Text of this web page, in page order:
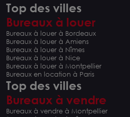
Top des villes
Bureaux à louer
Bureaux à louer à Bordeaux
Bureaux à louer à Amiens
Bureaux à louer à Nîmes
Bureaux à louer à Nice
Bureaux à louer à Montpellier
Bureaux en location à Paris
Top des villes
Bureaux à vendre
Bureaux à vendre à Montpellier